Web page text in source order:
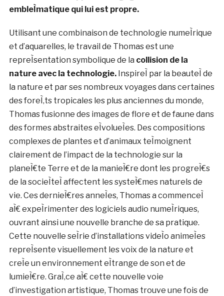
Andy Thomas, Bioluminescence
Au cours des deux dernieÌ€res deÌcennies, Andy
Thomas adeÌveloppeÌ un langage visuel
embleÌmatique qui lui est propre.
Utilisant une combinaison de technologie numeÌrique
et d’aquarelles, le travail de Thomas est une
repreÌsentation symbolique de lacollision de la
nature avec la technologie.InspireÌ par la beauteÌ de
la nature et par ses nombreux voyages dans certaines
des foreÌ‚ts tropicales les plus anciennes du monde,
Thomas fusionne des images de flore et de faune dans
des formes abstraites eÌvolueÌes. Des compositions
complexes de plantes et d’animaux teÌmoignent
clairement de l’impact de la technologie sur la
planeÌ€te Terre et de la manieÌ€re dont les progreÌ€s